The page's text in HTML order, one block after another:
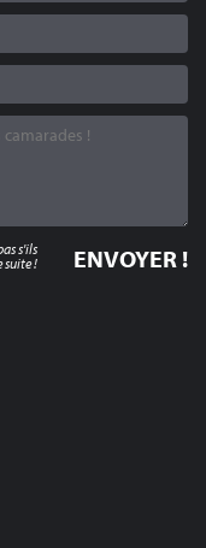
s'ils
suite !